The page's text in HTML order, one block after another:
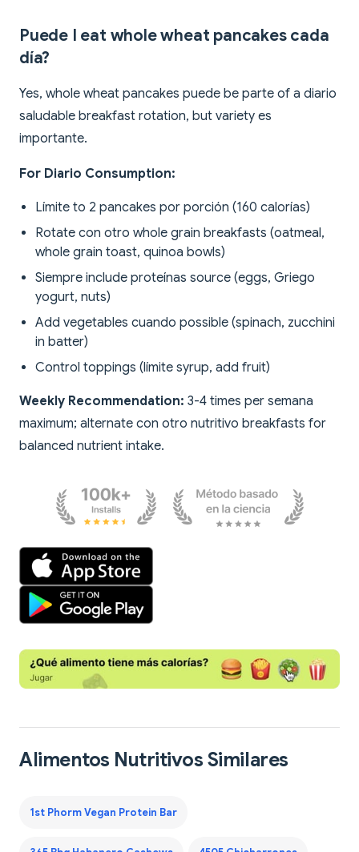
Puede I eat whole wheat pancakes cada
día?
Yes, whole wheat pancakes puede be parte of a diario
saludable breakfast rotation, but variety es
importante.
For Diario Consumption:
Límite to 2 pancakes por porción (160 calorías)
Rotate con otro whole grain breakfasts (oatmeal,
whole grain toast, quinoa bowls)
Siempre include proteínas source (eggs, Griego
yogurt, nuts)
Add vegetables cuando possible (spinach, zucchini
in batter)
Control toppings (límite syrup, add fruit)
Weekly Recommendation: 3-4 times per semana
maximum; alternate con otro nutritivo breakfasts for
balanced nutrient intake.
Alimentos Nutritivos Similares
1st Phorm Vegan Protein Bar